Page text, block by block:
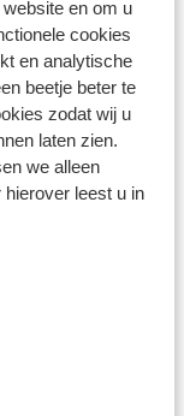
en om u
cookies
en analytische
beetje beter te
zodat wij u
laten zien.
we alleen
leest u in